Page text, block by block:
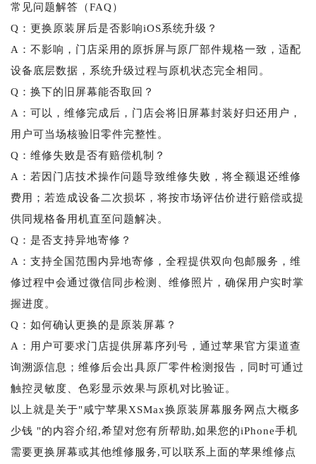
常见问题解答（FAQ）
Q：更换原装屏后是否影响iOS系统升级？
A：不影响，门店采用的原拆屏与原厂部件规格一致，适配
设备底层数据，系统升级过程与原机状态完全相同。
Q：换下的旧屏幕能否取回？
A：可以，维修完成后，门店会将旧屏幕封装好归还用户，
用户可当场核验旧零件完整性。
Q：维修失败是否有赔偿机制？
A：若因门店技术操作问题导致维修失败，将全额退还维修
费用；若造成设备二次损坏，将按市场评估价进行赔偿或提
供同规格备用机直至问题解决。
Q：是否支持异地寄修？
A：支持全国范围内异地寄修，全程提供双向包邮服务，维
修过程中会通过微信同步检测、维修照片，确保用户实时掌
握进度。
Q：如何确认更换的是原装屏幕？
A：用户可要求门店提供屏幕序列号，通过苹果官方渠道查
询溯源信息；维修后会出具原厂零件检测报告，同时可通过
触控灵敏度、色彩显示效果与原机对比验证。
以上就是关于"咸宁苹果XSMax换原装屏幕服务网点大概多
少钱 "的内容介绍,希望对您有所帮助,如果您的iPhone手机
需要更换屏幕或其他维修服务,可以联系上面的苹果维修点